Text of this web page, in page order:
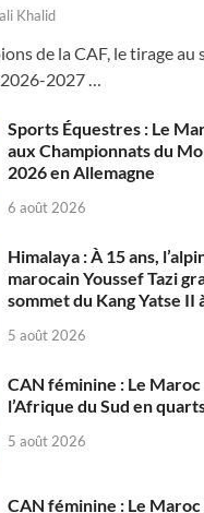
Khalid
de la CAF, le tirage au
2027 …
Sports Équestres : Le
aux Championnats du
2026 en Allemagne
6 août 2026
Himalaya : À 15 ans,
marocain Youssef Tazi
sommet du Kang Yatse II
5 août 2026
CAN féminine : Le
l’Afrique du Sud en
5 août 2026
CAN féminine : Le